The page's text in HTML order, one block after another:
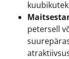
petersell